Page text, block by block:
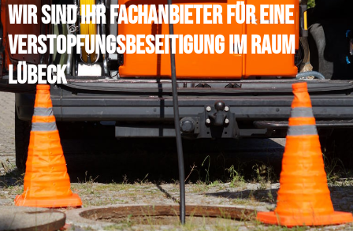
Wir sind Ihr Fachanbieter für eine
Verstopfungsbeseitigung im Raum
Lübeck